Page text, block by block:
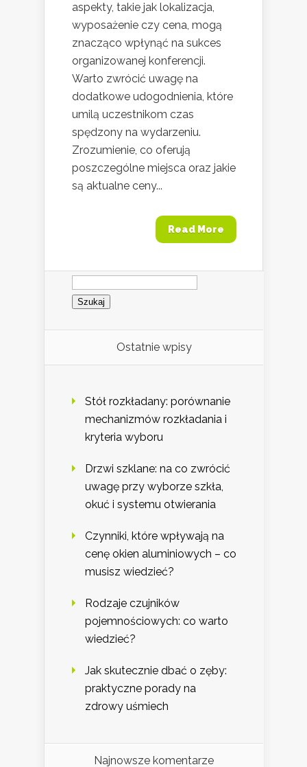
aspekty, takie jak lokalizacja,
wyposażenie czy cena, mogą
znacząco wpłynąć na sukces
organizowanej konferencji.
Warto zwrócić uwagę na
dodatkowe udogodnienia, które
umilą uczestnikom czas
spędzony na wydarzeniu.
Zrozumienie, co oferują
poszczególne miejsca oraz jakie
są aktualne ceny...
Read More
Szukaj:
Ostatnie wpisy
Stół rozkładany: porównanie
mechanizmów rozkładania i
kryteria wyboru
Drzwi szklane: na co zwrócić
uwagę przy wyborze szkła,
okuć i systemu otwierania
Czynniki, które wpływają na
cenę okien aluminiowych – co
musisz wiedzieć?
Rodzaje czujników
pojemnościowych: co warto
wiedzieć?
Jak skutecznie dbać o zęby:
praktyczne porady na
zdrowy uśmiech
Najnowsze komentarze